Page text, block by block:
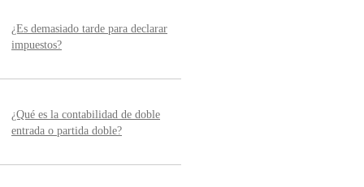
¿Es demasiado tarde para declarar
impuestos?
¿Qué es la contabilidad de doble
entrada o partida doble?